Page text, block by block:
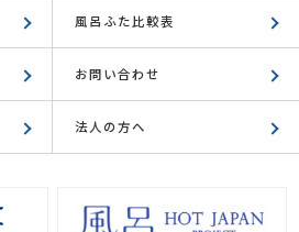
風呂ふた比較表
お問い合わせ
法人の方へ